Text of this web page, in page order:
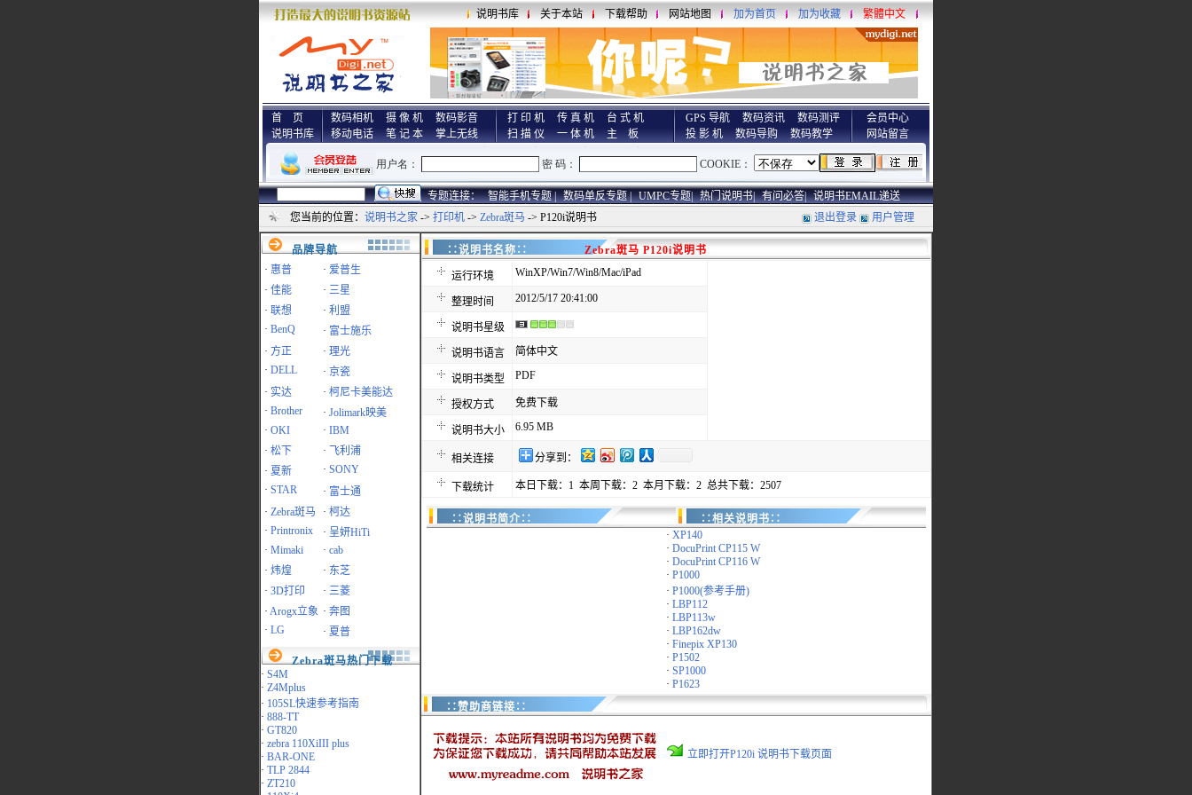
说明书库 关于本站 下载帮助 网站地图 加为首页 加为收藏 繁體中文
首 页
说明书库
数码相机 摄 像 机
数码影音
移动电话
笔 记 本 掌上无线
打 印 机 传 真 机
台 式 机
扫 描 仪
一 体 机 主 板
GPS 导航 数码资讯
数码测评
投 影 机
数码导购 数码教学
会员中心
网站留言
专题连接： 智能手机专题 | 数码单反专题 | UMPC专题| 热门说明书| 有问必答| 说明书EMAIL递送
您当前的位置： 说明书之家 -> 打印机 -> Zebra斑马 -> P120i说明书 退出登录 用户管理
品牌导航
· 惠普 · 爱普生
· 佳能 · 三星
· 联想 · 利盟
· BenQ · 富士施乐
· 方正 · 理光
· DELL · 京瓷
· 实达 · 柯尼卡美能达
· Brother · Jolimark映美
· OKI · IBM
· 松下 ·
飞利浦
· 夏新 · SONY
· STAR · 富士通
· Zebra斑马 · 柯达
· Printronix · 呈妍HiTi
· Mimaki · cab
· 炜煌 · 东芝
· 3D打印 · 三菱
· Arogx立象 · 奔图
· LG · 夏普
Zebra斑马热门下载
· S4M
· Z4Mplus
· 105SL快速参考指南
· 888-TT
· GT820
· zebra 110XiIII plus
· BAR-ONE
· TLP 2844
· ZT210
∷说明书名称∷ Zebra斑马 P120i说明书
运行环境 WinXP/Win7/Win8/Mac/iPad
整理时间 2012/5/17 20:41:00
说明书星级
说明书语言 简体中文
说明书类型 PDF
授权方式 免费下载
说明书大小 6.95 MB
相关连接 分享到：
下载统计 本日下载：1 本周下载：2 本月下载：2 总共下载：2507
∷说明书简介∷
∷相关说明书∷
· XP140
· DocuPrint CP115 W
· DocuPrint CP116 W
· P1000
· P1000(参考手册)
· LBP112
· LBP113w
· LBP162dw
· Finepix XP130
· P1502
· SP1000
· P1623
∷赞助商链接∷
立即打开P120i 说明书下载页面